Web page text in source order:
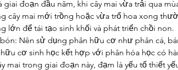
giai đoạn đầu năm, khi cây mai vừa trải qua
cây mai mới trồng hoặc vừa trổ hoa xong
lớn để tái tạo sinh khối và phát triển chồi non.
bón: Nên sử dụng phân hữu cơ như phân cá,
cơ sinh học kết hợp với phân hóa học có
mai trong giai đoạn này, đạm là yếu tố thiết